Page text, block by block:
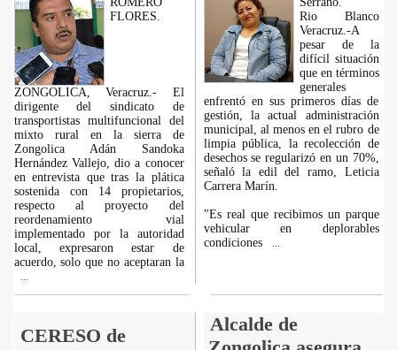
FLORES.
ZONGOLICA, Veracruz.- El
dirigente del sindicato de
transportistas multifuncional del
mixto rural en la sierra de
Zongolica Adán Sandoka
Hernández Vallejo, dio a conocer
en entrevista que tras la plática
sostenida con 14 propietarios,
respecto al proyecto del
reordenamiento vial
implementado por la autoridad
local, expresaron estar de
acuerdo, solo que no aceptaran la
Rio Blanco
Veracruz.-A
pesar de la
difícil situación
que en términos
generales
enfrentó en sus primeros días de
gestión, la actual administración
municipal, al menos en el rubro de
limpia pública, la recolección de
desechos se regularizó en un 70%,
señaló la edil del ramo, Leticia
Carrera Marín.
"Es real que recibimos un parque
vehicular en deplorables
condiciones
CERESO de
Alcalde de